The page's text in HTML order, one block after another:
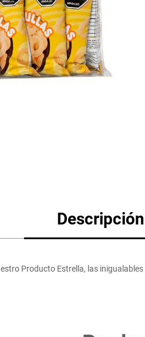
Descripción
Producto Estrella, las